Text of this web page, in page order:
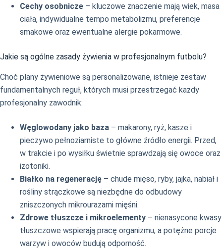
Cechy osobnicze – kluczowe znaczenie mają wiek, masa
ciała, indywidualne tempo metabolizmu, preferencje
smakowe oraz ewentualne alergie pokarmowe.
Jakie są ogólne zasady żywienia w profesjonalnym futbolu?
Choć plany żywieniowe są personalizowane, istnieje zestaw
fundamentalnych reguł, których musi przestrzegać każdy
profesjonalny zawodnik:
Węglowodany jako baza – makarony, ryż, kasze i
pieczywo pełnoziarniste to główne źródło energii. Przed,
w trakcie i po wysiłku świetnie sprawdzają się owoce oraz
izotoniki.
Białko na regenerację – chude mięso, ryby, jajka, nabiał i
rośliny strączkowe są niezbędne do odbudowy
zniszczonych mikrourazami mięśni.
Zdrowe tłuszcze i mikroelementy – nienasycone kwasy
tłuszczowe wspierają pracę organizmu, a potężne porcje
warzyw i owoców budują odporność.